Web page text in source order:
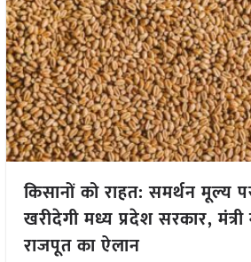
किसानों को राहत: समर्थन मूल्य
खरीदेगी मध्य प्रदेश सरकार, मंत्री
राजपूत का ऐलान